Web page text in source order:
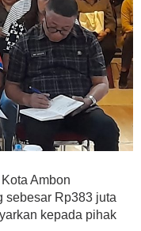
Ambon
sebesar Rp383 juta
kepada pihak